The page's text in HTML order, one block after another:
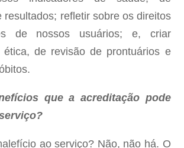
resultados; refletir sobre os direitos
de nossos usuários; e, criar
ética, de revisão de prontuários e
que a acreditação pode
ao serviço? Não, não há. O